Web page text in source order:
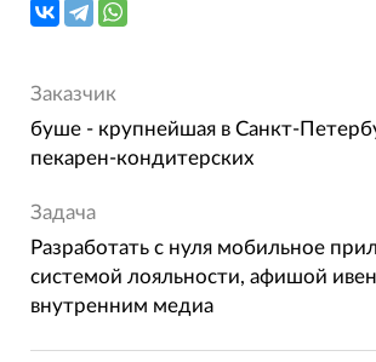
Заказчик
буше - крупнейшая в Санкт-
пекарен-кондитерских
Задача
Разработать с нуля мобильное
системой лояльности, афишой
внутренним медиа